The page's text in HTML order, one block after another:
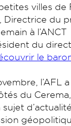
villes de
Directrice du
à l’ANCT
du
le
l’AFL
du
sujet